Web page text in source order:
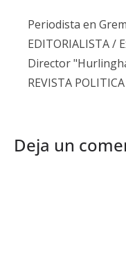
Periodista en
EDITORIALISTA /
Director
REVISTA
Deja un